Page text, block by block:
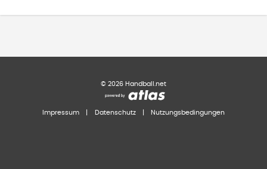
© 2026 Handball.net
Impressum Datenschutz Nutzungsbedingungen